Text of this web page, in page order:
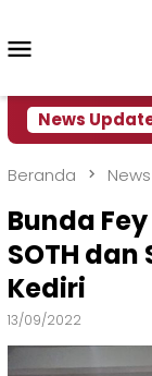
konten
News
Beranda News
Bunda
SOTH dan
Kediri
13/09/2022